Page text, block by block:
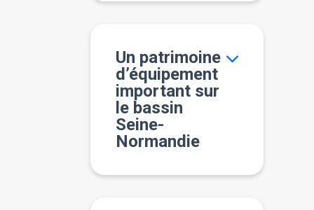
Un patrimoine
d’équipement
important sur
le bassin
Seine-
Normandie